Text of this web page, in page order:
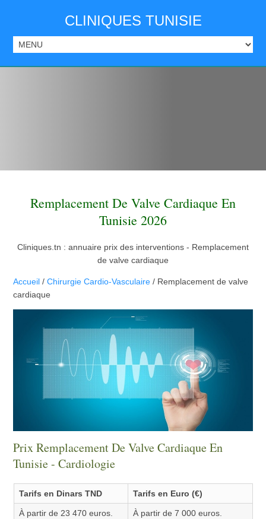
CLINIQUES TUNISIE
Remplacement De Valve Cardiaque En
Tunisie 2026
Cliniques.tn : annuaire prix des interventions - Remplacement
de valve cardiaque
Accueil /Chirurgie Cardio-Vasculaire / Remplacement de valve
cardiaque
Prix Remplacement De Valve Cardiaque En
Tunisie - Cardiologie
Tarifs en Dinars TND Tarifs en Euro (€)
À partir de 23 470 euros. À partir de 7 000 euros.